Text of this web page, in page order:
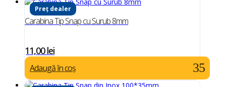
Preț dealer
Carabina Tip Snap cu Surub 8mm
11,00lei
Adaugă în coș